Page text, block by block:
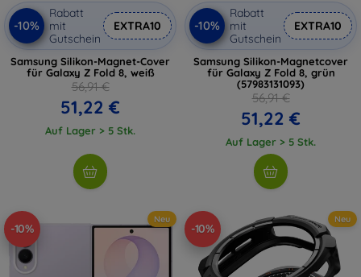
-10%
Rabatt
mit
Gutschein
EXTRA10
Samsung Silikon-Magnet-Cover
für Galaxy Z Fold 8, weiß
56,91 €
51,22 €
Auf Lager > 5 Stk.
-10%
Rabatt
mit
Gutschein
EXTRA10
Samsung Silikon-Magnetcover
für Galaxy Z Fold 8, grün
(57983131093)
56,91 €
51,22 €
Auf Lager > 5 Stk.
-10%
Neu
-10%
Neu